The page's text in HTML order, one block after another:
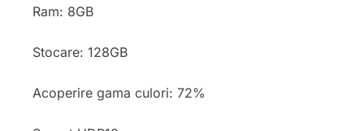
Ram: 8GB
Stocare: 128GB
Acoperire gama culori: 72%